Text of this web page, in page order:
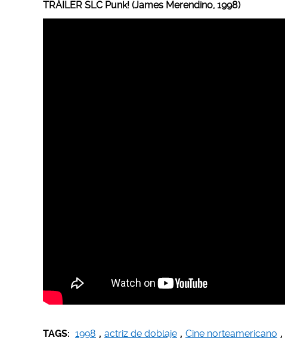
TRÁILER SLC Punk! (James Merendino, 1998)
TAGS: 1998 , actriz de doblaje , Cine norteamericano ,